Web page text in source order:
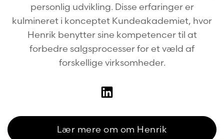
personlig udvikling. Disse erfaringer er
kulmineret i konceptet Kundeakademiet, hvor
Henrik benytter sine kompetencer til at
forbedre salgsprocesser for et væld af
forskellige virksomheder.
Lær mere om om Henrik